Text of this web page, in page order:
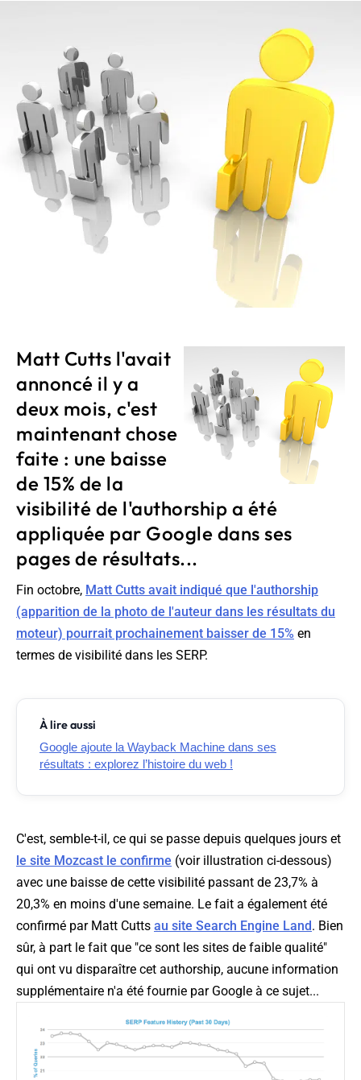
Matt Cutts l'avait
annoncé il y a
deux mois, c'est
maintenant chose
faite : une baisse
de 15% de la
visibilité de l'authorship a été
appliquée par Google dans ses
pages de résultats...
Fin octobre, Matt Cutts avait indiqué que l'authorship
(apparition de la photo de l'auteur dans les résultats du
moteur) pourrait prochainement baisser de 15% en
termes de visibilité dans les SERP.
À lire aussi
Google ajoute la Wayback Machine dans ses
résultats : explorez l’histoire du web !
C'est, semble-t-il, ce qui se passe depuis quelques jours et
le site Mozcast le confirme (voir illustration ci-dessous)
avec une baisse de cette visibilité passant de 23,7% à
20,3% en moins d'une semaine. Le fait a également été
confirmé par Matt Cutts au site Search Engine Land. Bien
sûr, à part le fait que "ce sont les sites de faible qualité"
qui ont vu disparaître cet authorship, aucune information
supplémentaire n'a été fournie par Google à ce sujet...